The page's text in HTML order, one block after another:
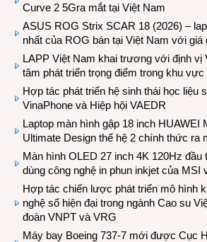
Curve 2 5Gra mắt tại Việt Nam
ASUS ROG Strix SCAR 18 (2026) –
nhất của ROG bán tại Việt Nam với giá
LAPP Việt Nam khai trương với định vị
tâm phát triển trọng điểm trong khu vực
Hợp tác phát triển hệ sinh thái học liệu
VinaPhone và Hiệp hội VAEDR
Laptop màn hình gập 18 inch HUAWEI
Ultimate Design thế hệ 2 chính thức ra
Màn hình OLED 27 inch 4K 120Hz đầu
dùng công nghệ in phun inkjet của MSI
Hợp tác chiến lược phát triển mô hình
nghệ số hiện đại trong ngành Cao su
đoàn VNPT và VRG
Máy bay Boeing 737-7 mới được Cục